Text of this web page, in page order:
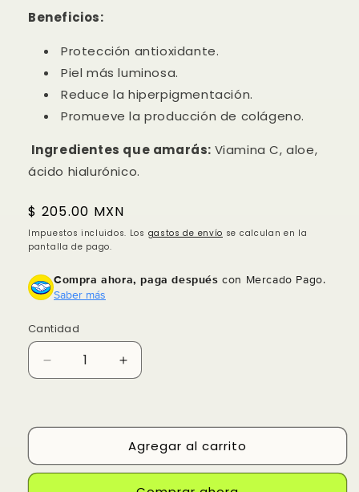
Beneficios:
Protección antioxidante.
Piel más luminosa.
Reduce la hiperpigmentación.
Promueve la producción de colágeno.
Ingredientes que amarás: Viamina C, aloe,
ácido hialurónico.
Precio
habitual
$ 205.00 MXN
Impuestos incluidos. Los gastos de envío se calculan en la
pantalla de pago.
Compra ahora, paga después con Mercado Pago.
Saber más
Cantidad
Reducir
cantidad
ANTIOXIDANTE
Aumentar
cantidad
BOOST
ANTIOXIDANTE
Agregar al carrito